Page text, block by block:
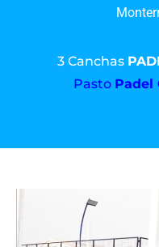
3 Canchas
Pasto Padel